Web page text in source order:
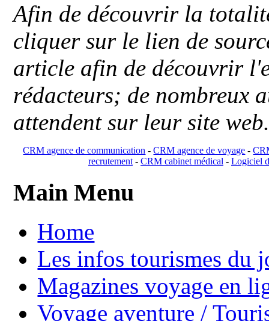
Afin de découvrir la
cliquer sur le lien de
article afin de découvrir
rédacteurs; de nombreux
attendent sur leur site
CRM agence de communication -CRM agence de voyage -
recrutement- CRM cabinet médical - Logiciel
Main Menu
Home
Les infos tourismes du
Magazines voyage en
Voyage aventure /